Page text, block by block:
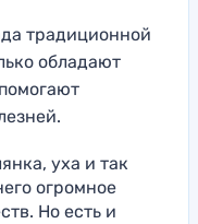
традиционной
обладают
уха и так
огромное
Но есть и